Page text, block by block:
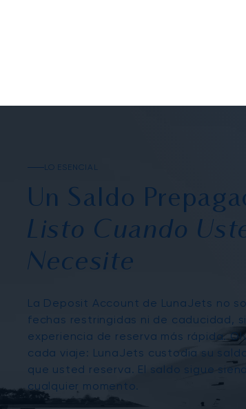
LO ESENCIAL
Un Saldo
Listo Cuando
Necesite
La Deposit Account de LunaJets no
fechas restringidas ni de caducidad,
experiencia de reserva más rápida.
cada viaje: LunaJets custodia su
que usted reserva. El saldo sigue
cualquier momento.